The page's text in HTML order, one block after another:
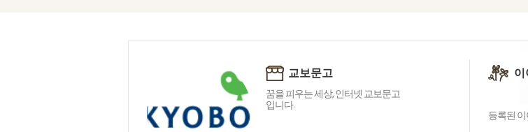
교보문고
꿈을 피우는 세상, 인터넷 교보문고
입니다.
이
등록된